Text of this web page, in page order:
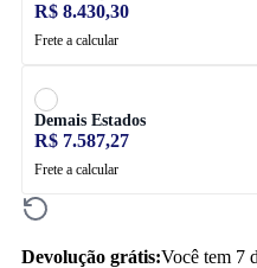
R$ 8.430,30
Frete a calcular
Demais Estados
R$ 7.587,27
Frete a calcular
Devolução grátis:Você tem 7